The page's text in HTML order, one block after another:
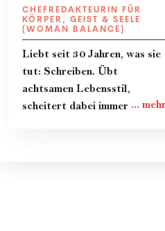
CHEFREDAKTEURIN FÜR
KÖRPER, GEIST & SEELE
(WOMAN BALANCE)
Liebt seit 30 Jahren, was sie
tut: Schreiben. Übt
achtsamen Lebensstil,
scheitert dabei immer wieder